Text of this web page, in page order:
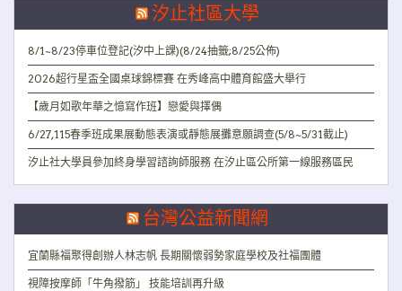
汐止社區大學
8/1~8/23停車位登記(汐中上課)(8/24抽籤;8/25公佈)
2026超行星盃全國桌球錦標賽 在秀峰高中體育館盛大舉行
【歲月如歌年華之憶寫作班】戀愛與擇偶
6/27,115春季班成果展動態表演或靜態展攤意願調查(5/8~5/31截止)
汐止社大學員參加終身學習諮詢師服務 在汐止區公所第一線服務區民
台灣公益新聞網
宜蘭縣福聚得創辦人林志帆 長期關懷弱勢家庭學校及社福團體
視障按摩師「牛角撥筋」 技能培訓再升級